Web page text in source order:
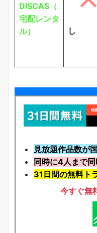
DISCAS（
宅配レンタ
ル）
し
見放題作品数が
同時に4人まで同
31日間の無料ト
今すぐ無